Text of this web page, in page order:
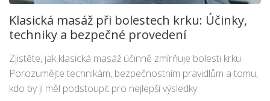
Klasická masáž při bolestech krku: Účinky,
techniky a bezpečné provedení
Zjistěte, jak klasická masáž účinně zmírňuje bolesti krku.
Porozumějte technikám, bezpečnostním pravidlům a tomu,
kdo by ji měl podstoupit pro nejlepší výsledky.